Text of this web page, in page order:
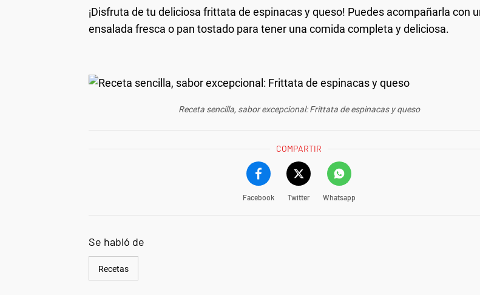
¡Disfruta de tu deliciosa frittata de espinacas y queso! Puedes acompañarla con
ensalada fresca o pan tostado para tener una comida completa y deliciosa.
Receta sencilla, sabor excepcional: Frittata de espinacas y queso
COMPARTIR
Facebook Twitter Whatsapp
Se habló de
Recetas